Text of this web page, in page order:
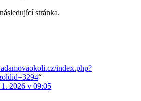
stránka.
index.php?
“
2026 v 09:05